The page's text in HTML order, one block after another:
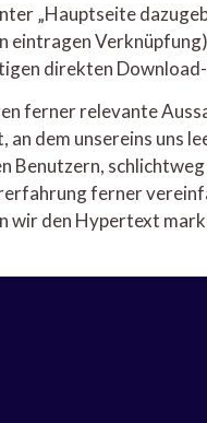
„Hauptseite
direkten
ferner relevante
dem unsereins uns
Benutzern,
ferner
wir den Hypertext